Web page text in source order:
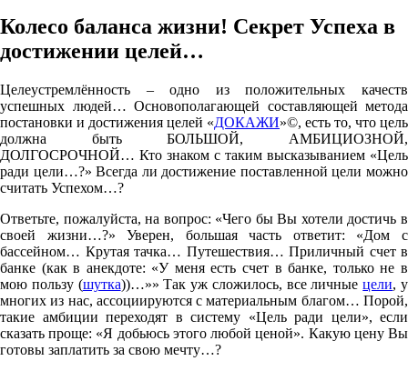
Колесо баланса жизни! Секрет Успеха в
достижении целей…
Целеустремлённость – одно из положительных качеств
успешных людей… Основополагающей составляющей метода
постановки и достижения целей «ДОКАЖИ»©, есть то, что цель
должна быть БОЛЬШОЙ, АМБИЦИОЗНОЙ,
ДОЛГОСРОЧНОЙ… Кто знаком с таким высказыванием «Цель
ради цели…?» Всегда ли достижение поставленной цели можно
считать Успехом…?
Ответьте, пожалуйста, на вопрос: «Чего бы Вы хотели достичь в
своей жизни…?» Уверен, большая часть ответит: «Дом с
бассейном… Крутая тачка… Путешествия… Приличный счет в
банке (как в анекдоте: «У меня есть счет в банке, только не в
мою пользу (шутка))…»» Так уж сложилось, все личныецели, у
многих из нас, ассоциируются с материальным благом… Порой,
такие амбиции переходят в систему «Цель ради цели», если
сказать проще: «Я добьюсь этого любой ценой». Какую цену Вы
готовы заплатить за свою мечту…?